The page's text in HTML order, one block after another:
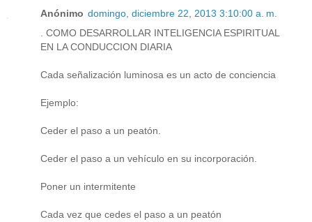
Anónimo domingo, diciembre 22, 2013 3:10:00 a. m.
. COMO DESARROLLAR INTELIGENCIA ESPIRITUAL
EN LA CONDUCCION DIARIA
Cada señalización luminosa es un acto de conciencia
Ejemplo:
Ceder el paso a un peatón.
Ceder el paso a un vehículo en su incorporación.
Poner un intermitente
Cada vez que cedes el paso a un peatón